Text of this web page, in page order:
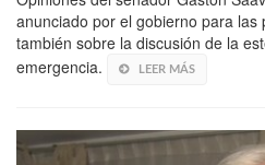
anunciado por el gobierno para las
también sobre la discusión de la
emergencia.
LEER MÁS